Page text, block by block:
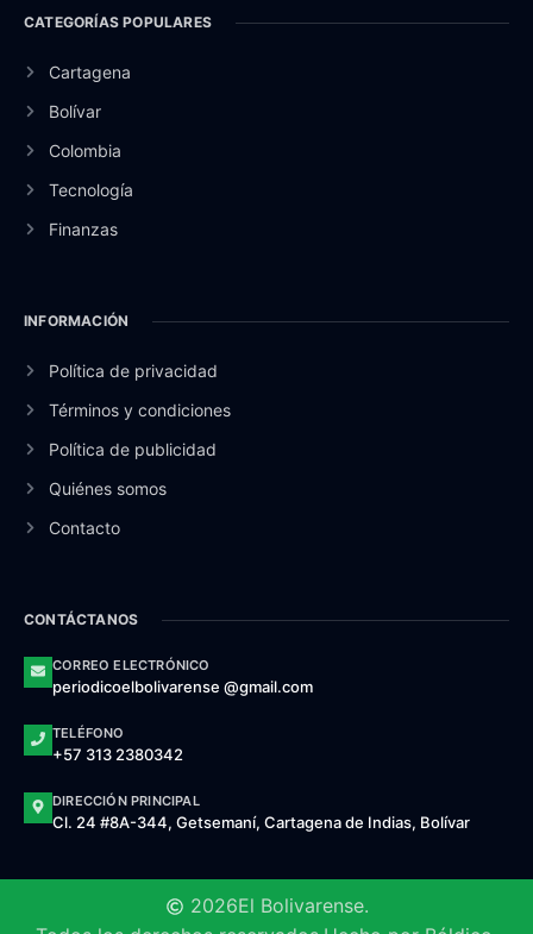
CATEGORÍAS POPULARES
Cartagena
Bolívar
Colombia
Tecnología
Finanzas
INFORMACIÓN
Política de privacidad
Términos y condiciones
Política de publicidad
Quiénes somos
Contacto
CONTÁCTANOS
CORREO ELECTRÓNICO
periodicoelbolivarense @gmail.com
TELÉFONO
+57 313 2380342
DIRECCIÓN PRINCIPAL
Cl. 24 #8A-344, Getsemaní, Cartagena de Indias, Bolívar
2026El Bolivarense.